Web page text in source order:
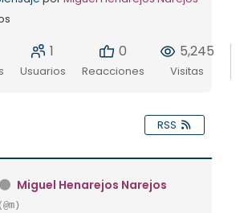
1
Usuarios
0
Reacciones
5,245
Visitas
RSS
Miguel Henarejos Narejos
(@m)